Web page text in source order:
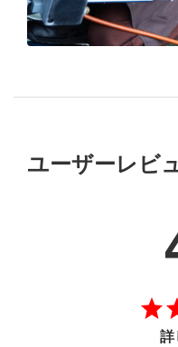
ユーザーレビ
詳